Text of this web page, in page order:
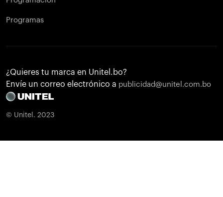
Programas
¿Quieres tu marca en Unitel.bo?
Envíe un correo electrónico a publicidad@unitel.com.bo
© Unitel. 2023